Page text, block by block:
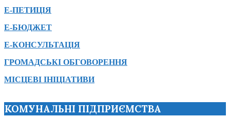
Е-ПЕТИЦІЯ
Е-БЮДЖЕТ
Е-КОНСУЛЬТАЦІЯ
ГРОМАДСЬКІ ОБГОВОРЕННЯ
МІСЦЕВІ ІНІЦІАТИВИ
КОМУНАЛЬНІ ПІДПРИЄМСТВА